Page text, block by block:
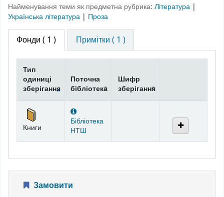
Найменування теми як предметна рубрика: Література |
Українська література | Проза
Фонди ( 1 ) Примітки ( 1 )
Фонди
Тип
одиниці
зберігання
Поточна
бібліотека
Шифр
зберігання
Книги
Бібліотека
НТШ
Замовити